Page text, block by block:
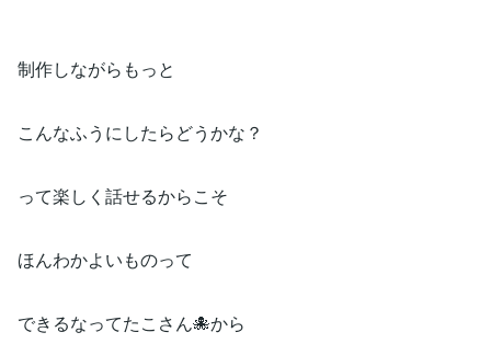
制作しながらもっと
こんなふうにしたらどうかな？
って楽しく話せるからこそ
ほんわかよいものって
できるなってたこさん🐙から